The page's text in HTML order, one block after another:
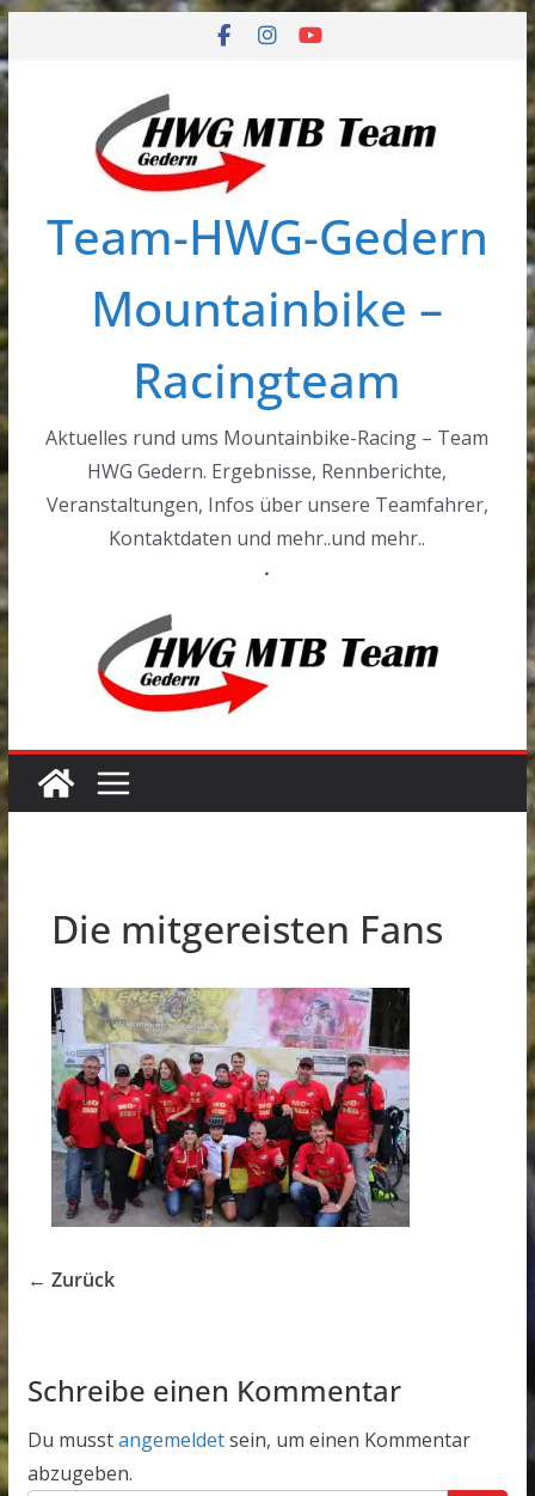
Zum
Inhalt
springen
Team-HWG-Gedern
Mountainbike –
Racingteam
Aktuelles rund ums Mountainbike-Racing – Team
HWG Gedern. Ergebnisse, Rennberichte,
Veranstaltungen, Infos über unsere Teamfahrer,
Kontaktdaten und mehr..und mehr..
.
Die mitgereisten Fans
← Zurück
Schreibe einen Kommentar
Du musstangemeldetsein, um einen Kommentar
abzugeben.